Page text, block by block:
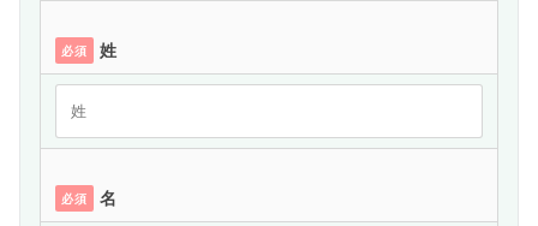
必須 姓
必須 名